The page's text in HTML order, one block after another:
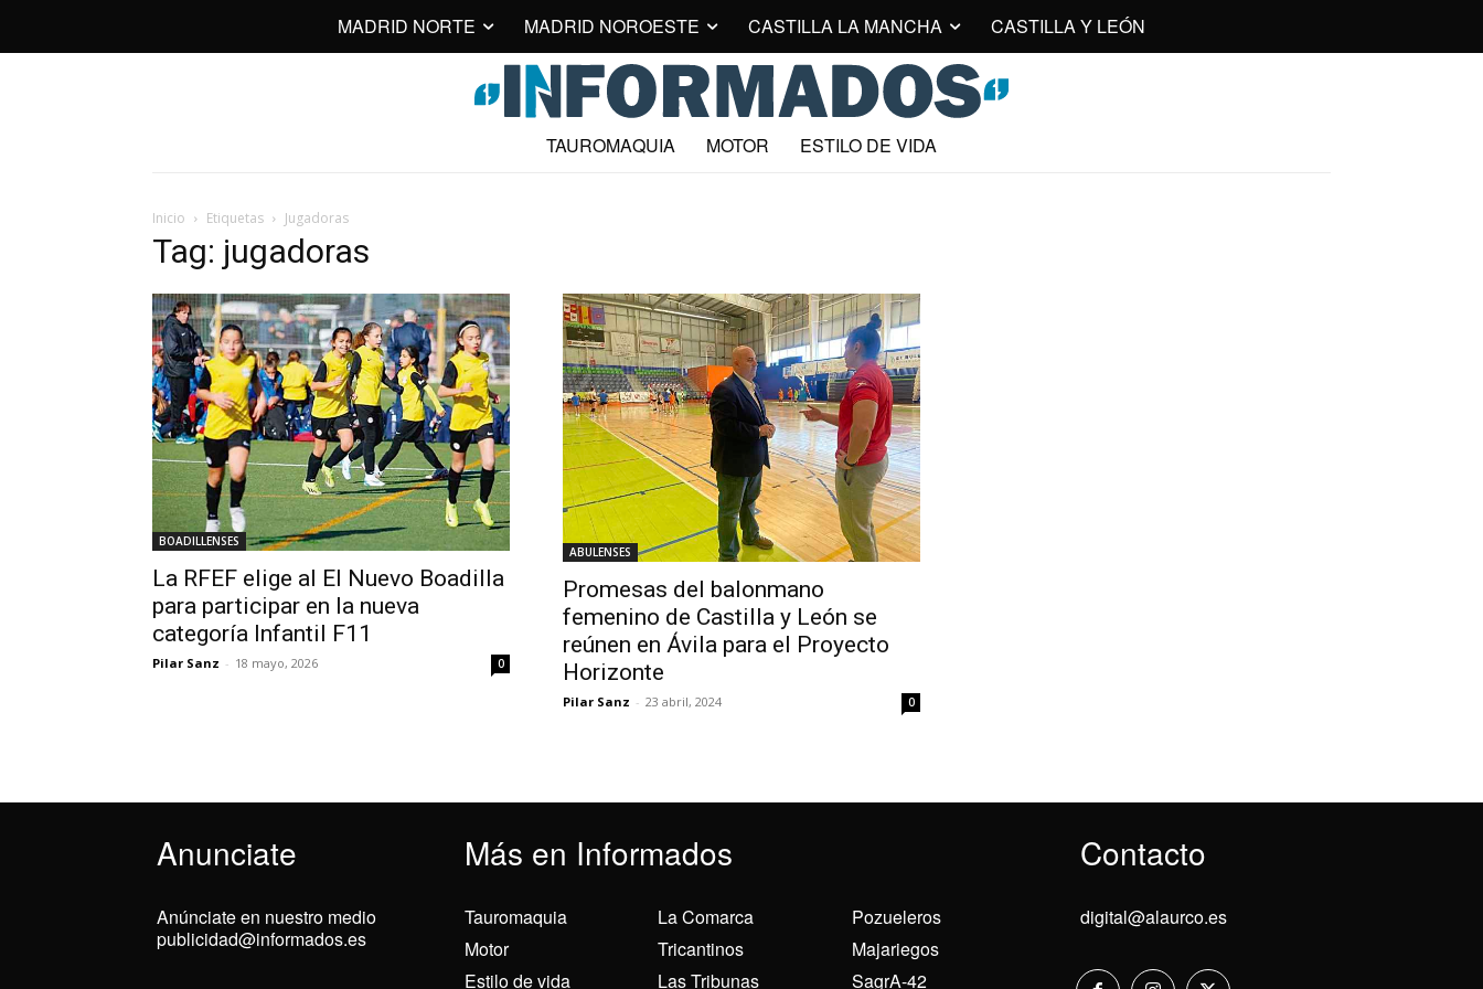
MADRID NORTE MADRID NOROESTE CASTILLA LA MANCHA CASTILLA Y LEÓN
TAUROMAQUIA MOTOR ESTILO DE VIDA
Inicio Etiquetas Jugadoras
Tag: jugadoras
BOADILLENSES
La RFEF elige al El Nuevo Boadilla
para participar en la nueva
categoría Infantil F11
Pilar Sanz - 18 mayo, 2026 0
ABULENSES
Promesas del balonmano
femenino de Castilla y León se
reúnen en Ávila para el Proyecto
Horizonte
Pilar Sanz - 23 abril, 2024 0
Anunciate Más en Informados Contacto
Anúnciate en nuestro medio
publicidad@informados.es
Tauromaquia
Motor
Estilo de vida
La Comarca
Tricantinos
Las Tribunas
Pozueleros
Majariegos
SagrA-42
digital@alaurco.es